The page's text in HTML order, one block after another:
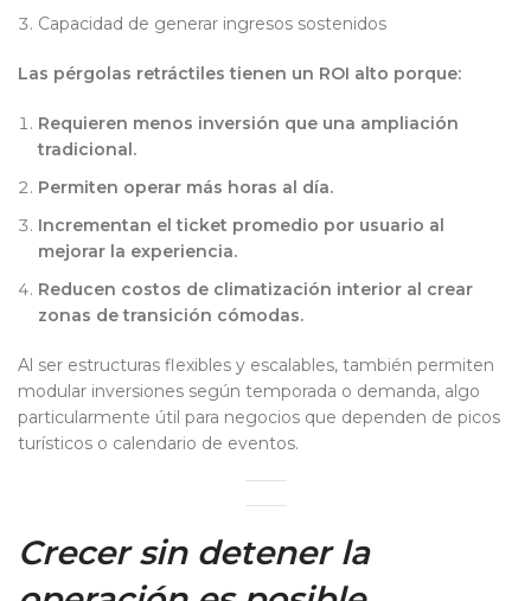
Capacidad de generar ingresos sostenidos
Las pérgolas retráctiles tienen un ROI alto porque:
Requieren menos inversión que una ampliación
tradicional.
Permiten operar más horas al día.
Incrementan el ticket promedio por usuario al
mejorar la experiencia.
Reducen costos de climatización interior al crear
zonas de transición cómodas.
Al ser estructuras flexibles y escalables, también permiten
modular inversiones según temporada o demanda, algo
particularmente útil para negocios que dependen de picos
turísticos o calendario de eventos.
Crecer sin detener la